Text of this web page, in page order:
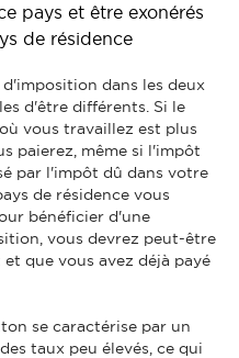
pays et être exonérés
de résidence
dans les deux
d'être différents. Si le
vous travaillez est plus
paierez, même si l'impôt
par l'impôt dû dans votre
de résidence vous
bénéficier d'une
vous devrez peut-être
que vous avez déjà payé
se caractérise par un
taux peu élevés, ce qui